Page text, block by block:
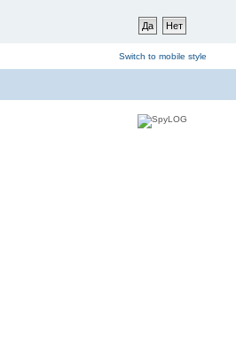
Switch to mobile style